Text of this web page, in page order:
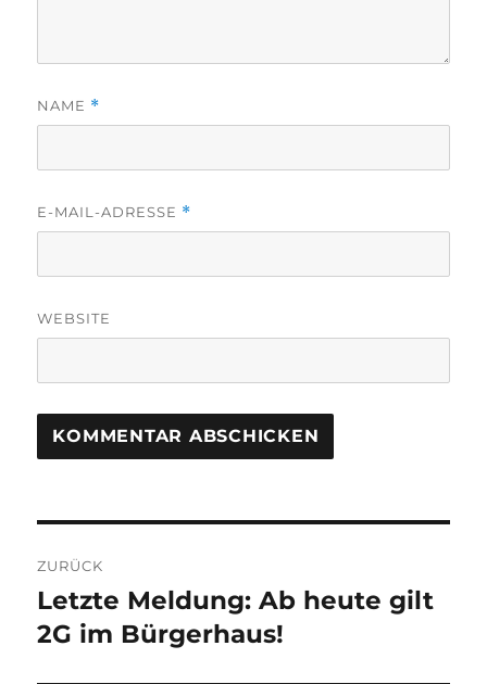
NAME *
E-MAIL-ADRESSE *
WEBSITE
ZURÜCK
Vorheriger
Beitrag:
Letzte Meldung: Ab heute gilt
2G im Bürgerhaus!